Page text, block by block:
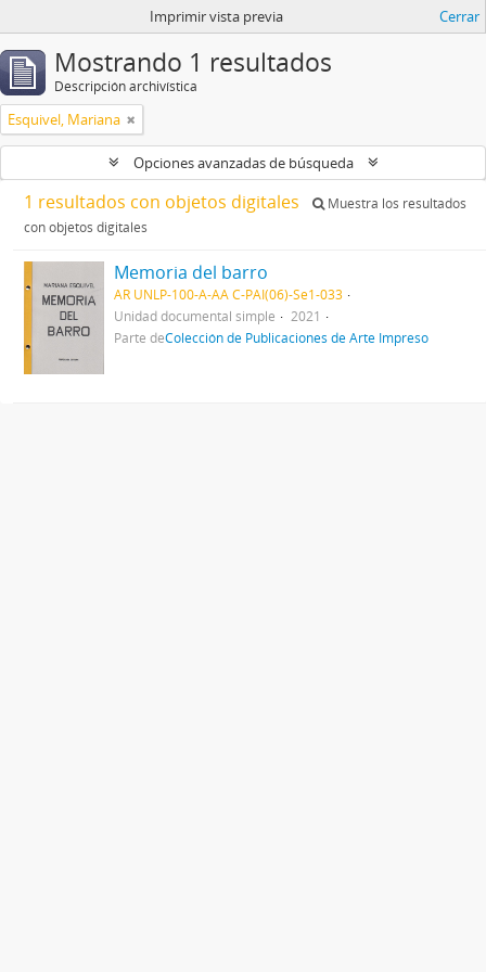
Imprimir vista previa Cerrar
Mostrando 1 resultados
Descripción archivística
Esquivel, Mariana
Opciones avanzadas de búsqueda
1 resultados con objetos digitales
Muestra los resultados
con objetos digitales
Memoria del barro
AR UNLP-100-A-AA C-PAI(06)-Se1-033
Unidad documental simple
2021
Parte deColección de Publicaciones de Arte Impreso